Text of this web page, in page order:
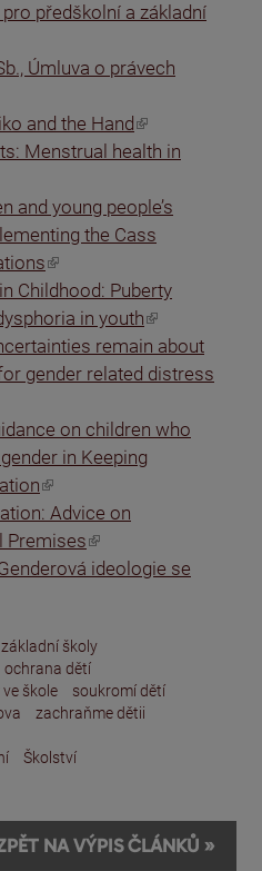
předškolní a základní
Úmluva o právech
and the Hand
Menstrual health in
and young people’s
the Cass
Childhood: Puberty
in youth
remain about
gender related distress
on children who
in Keeping
Advice on
Premises
ideologie se
základní školy
ochrana dětí
škole
soukromí dětí
zachraňme dětii
Školství
NA VÝPIS ČLÁNKŮ »